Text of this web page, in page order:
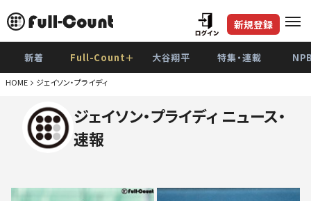
新規登録
新着 Full-Count＋ 大谷翔平 特集・連載
HOME ジェイソン・プライディ
ジェイソン・プライディ ニュース・
速報